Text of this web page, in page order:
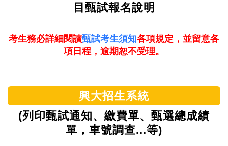
目甄試報名說明
考生務必詳細閱讀甄試考生須知各項規定，並留意各
項日程，逾期恕不受理。
興大招生系統
(列印甄試通知、繳費單、甄選總成績
單，車號調查...等)